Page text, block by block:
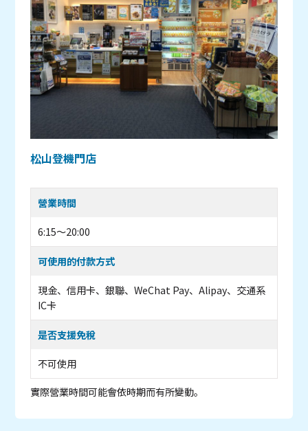
松山登機門店
營業時間
6:15～20:00
可使用的付款方式
現金、信用卡、銀聯、WeChat Pay、Alipay、交通系
IC卡
是否支援免稅
不可使用
實際營業時間可能會依時期而有所變動。